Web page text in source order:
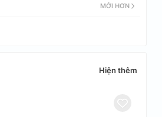
MỚI HƠN
Hiện thêm